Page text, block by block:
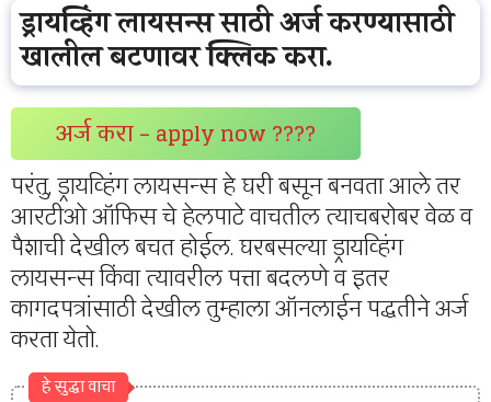
ड्रायव्हिंग लायसन्स साठी अर्ज करण्यासाठी
खालील बटणावर क्लिक करा.
अर्ज करा – apply now ????
परंतु, ड्रायव्हिंग लायसन्स हे घरी बसून बनवता आले तर
आरटीओ ऑफिस चे हेलपाटे वाचतील त्याचबरोबर वेळ व
पैशाची देखील बचत होईल. घरबसल्या ड्रायव्हिंग
लायसन्स किंवा त्यावरील पत्ता बदलणे व इतर
कागदपत्रांसाठी देखील तुम्हाला ऑनलाईन पद्धतीने अर्ज
करता येतो.
हे सुद्धा वाचा